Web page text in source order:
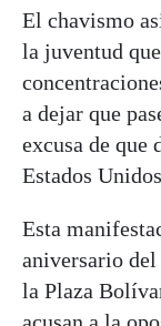
El chavismo
la juventud
a dejar que
excusa de que
Estados
Esta
aniversario
la Plaza